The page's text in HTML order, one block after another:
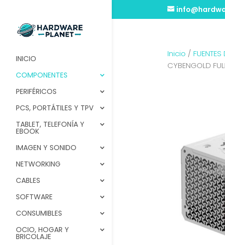
INICIO
COMPONENTES
PERIFÉRICOS
PCS, PORTÁTILES Y TPV
TABLET, TELEFONÍA Y
EBOOK
IMAGEN Y SONIDO
NETWORKING
CABLES
SOFTWARE
CONSUMIBLES
OCIO, HOGAR Y
BRICOLAJE
Inicio /
CYBENGOLD